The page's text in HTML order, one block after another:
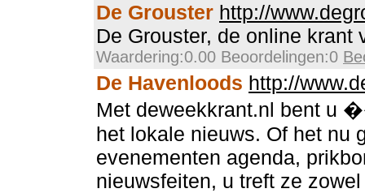
De Grouster http://
De Grouster, de online krant
Waardering:0.00 Beoordelingen:0
De Havenloods http://
Met deweekkrant.nl bent u
het lokale nieuws. Of het nu
evenementen agenda,
nieuwsfeiten, u treft ze